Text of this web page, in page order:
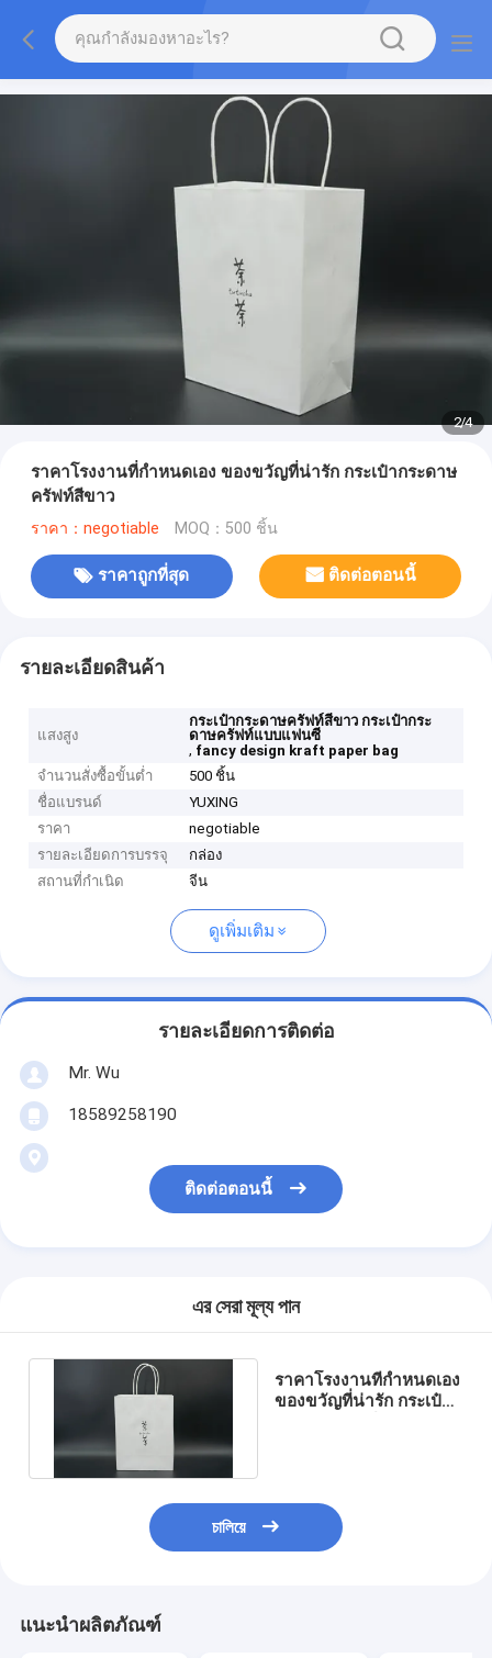
2/4
ราคาโรงงานที่กําหนดเอง ของขวัญที่น่ารัก กระเป๋ากระดาษ
ครัฟท์สีขาว
ราคา：negotiable MOQ：500 ชิ้น
ราคาถูกที่สุด ติดต่อตอนนี้
รายละเอียดสินค้า
แสงสูง
กระเป๋ากระดาษครัฟท์สีขาว กระเป๋ากระ
ดาษครัฟท์แบบแฟนซี
, fancy design kraft paper bag
จำนวนสั่งซื้อขั้นต่ำ
500 ชิ้น
ชื่อแบรนด์
YUXING
ราคา
negotiable
รายละเอียดการบรรจุ
กล่อง
สถานที่กำเนิด
จีน
ดูเพิ่มเติม
รายละเอียดการติดต่อ
Mr. Wu
18589258190
ติดต่อตอนนี้
এর সেরা মূল্য পান
ราคาโรงงานที่กําหนดเอง
ของขวัญที่น่ารัก กระเป๋า
চালিয়ে
แนะนำผลิตภัณฑ์